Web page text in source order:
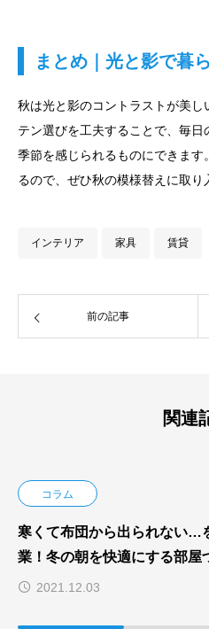
まとめ｜光と影で暮
秋は光と影のコントラストが美
テン選びを工夫することで、毎
季節を感じられるものにできます
るので、ぜひ秋の模様替えに取り
インテリア 家具 賃貸
前の記事
関連
コラム
寒くて布団から出られない…
業！冬の朝を快適にする部屋
2021.12.03